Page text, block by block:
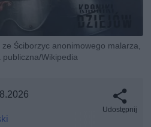
Ściborzyc anonimowego malarza,
Wikipedia
Udostępnij